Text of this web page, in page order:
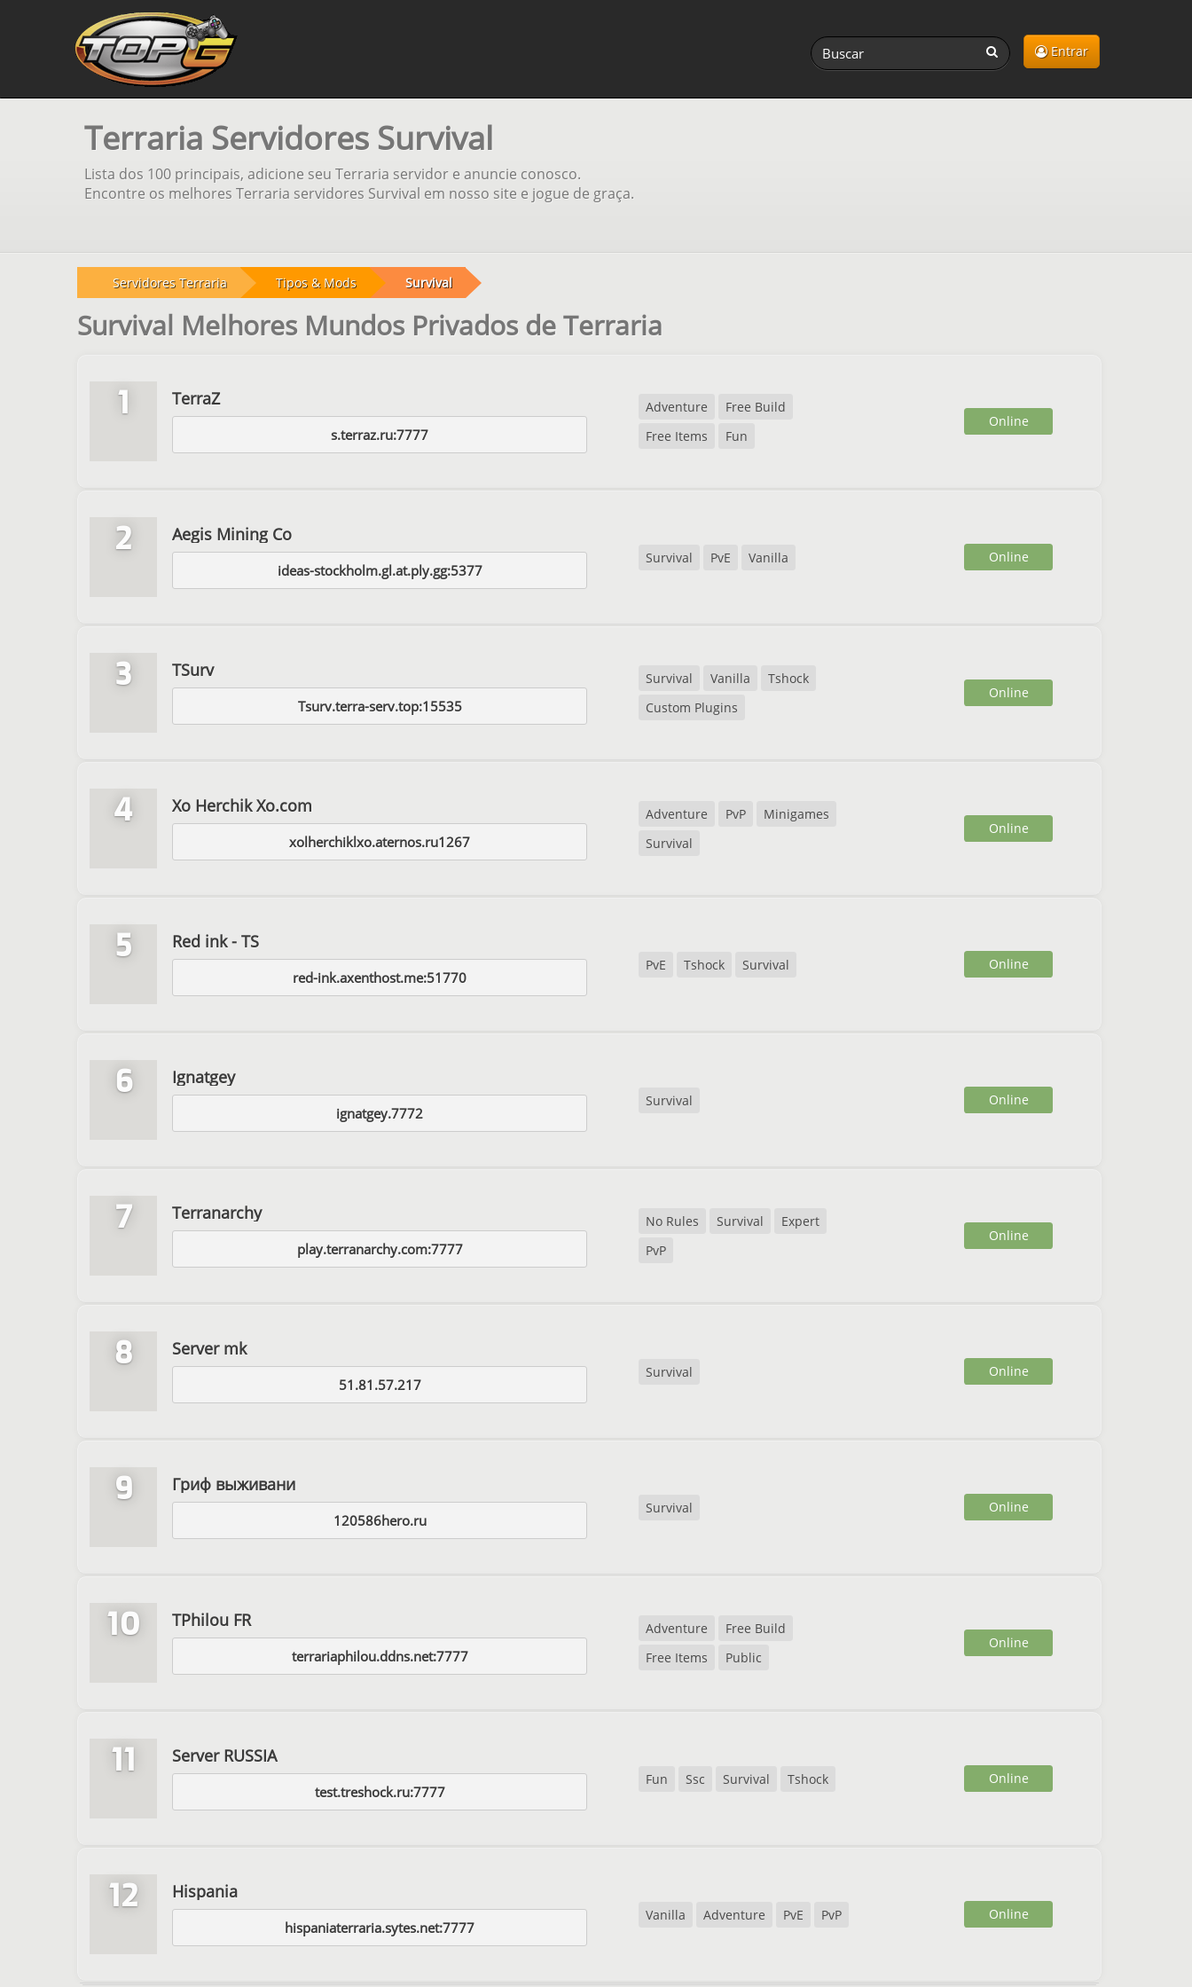
Entrar
Terraria Servidores Survival
Lista dos 100 principais, adicione seu Terraria servidor e anuncie conosco.
Encontre os melhores Terraria servidores Survival em nosso site e jogue de graça.
Servidores Terraria Tipos & Mods Survival
Survival Melhores Mundos Privados de Terraria
1 TerraZ
s.terraz.ru:7777
Adventure
Free Build
Free Items
Fun
Online
2 Aegis Mining Co
ideas-stockholm.gl.at.ply.gg:5377
Survival PvE Vanilla Online
3 TSurv
Tsurv.terra-serv.top:15535
Survival Vanilla
Tshock
Custom Plugins
Online
4 Xo Herchik Xo.com
xolherchiklxo.aternos.ru1267
Adventure PvP
Minigames
Survival
Online
5 Red ink - TS
red-ink.axenthost.me:51770
PvE Tshock Survival Online
6 Ignatgey
ignatgey.7772
Survival Online
7 Terranarchy
play.terranarchy.com:7777
No Rules Survival
Expert
PvP
Online
8 Server mk
51.81.57.217
Survival Online
9 Гриф выживани
120586hero.ru
Survival Online
10 TPhilou FR
terrariaphilou.ddns.net:7777
Adventure
Free Build
Free Items
Public
Online
11 Server RUSSIA
test.treshock.ru:7777
Fun Ssc Survival Tshock Online
12 Hispania
hispaniaterraria.sytes.net:7777
Vanilla Adventure PvE PvP Online